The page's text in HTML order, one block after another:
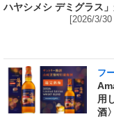
ハヤシメシ デミグラス
[2026/3/
フ
用
酒